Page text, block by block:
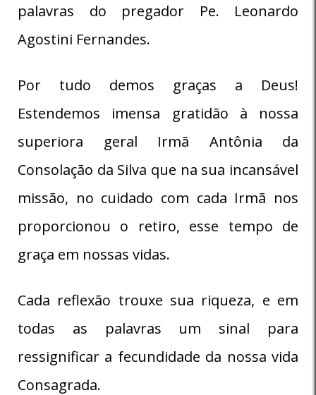
palavras do pregador Pe. Leonardo
Agostini Fernandes.
Por tudo demos graças a Deus!
Estendemos imensa gratidão à nossa
superiora geral Irmã Antônia da
Consolação da Silva que na sua incansável
missão, no cuidado com cada Irmã nos
proporcionou o retiro, esse tempo de
graça em nossas vidas.
Cada reflexão trouxe sua riqueza, e em
todas as palavras um sinal para
ressignificar a fecundidade da nossa vida
Consagrada.